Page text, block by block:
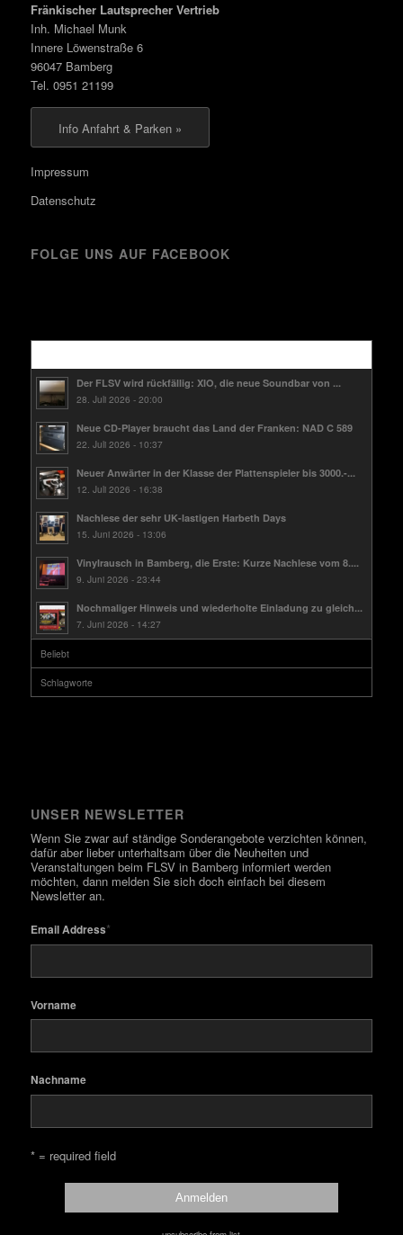
Fränkischer Lautsprecher Vertrieb
Inh. Michael Munk
Innere Löwenstraße 6
96047 Bamberg
Tel. 0951 21199
Info Anfahrt & Parken »
Impressum
Datenschutz
FOLGE UNS AUF FACEBOOK
Der FLSV wird rückfällig: XIO, die neue Soundbar von ...
28. Juli 2026 - 20:00
Neue CD-Player braucht das Land der Franken: NAD C 589
22. Juli 2026 - 10:37
Neuer Anwärter in der Klasse der Plattenspieler bis 3000.-...
12. Juli 2026 - 16:38
Nachlese der sehr UK-lastigen Harbeth Days
15. Juni 2026 - 13:06
Vinylrausch in Bamberg, die Erste: Kurze Nachlese vom 8....
9. Juni 2026 - 23:44
Nochmaliger Hinweis und wiederholte Einladung zu gleich...
7. Juni 2026 - 14:27
Beliebt
Schlagworte
UNSER NEWSLETTER
Wenn Sie zwar auf ständige Sonderangebote verzichten können,
dafür aber lieber unterhaltsam über die Neuheiten und
Veranstaltungen beim FLSV in Bamberg informiert werden
möchten, dann melden Sie sich doch einfach bei diesem
Newsletter an.
Email Address*
Vorname
Nachname
* = required field